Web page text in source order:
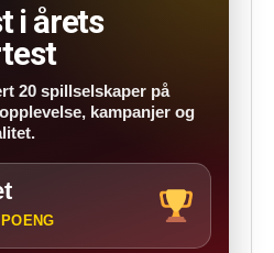
i årets
20 spillselskaper på
kampanjer og